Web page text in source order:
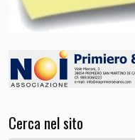
Cerca nel sito